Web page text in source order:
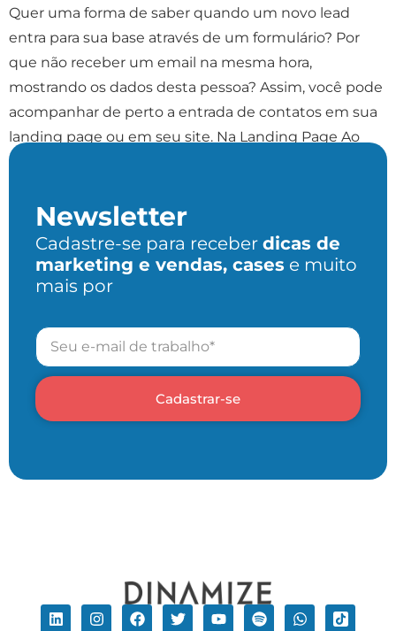
Quer uma forma de saber quando um novo lead
entra para sua base através de um formulário? Por
que não receber um email na mesma hora,
mostrando os dados desta pessoa? Assim, você pode
acompanhar de perto a entrada de contatos em sua
landing page ou em seu site. Na Landing Page Ao
configurar um formulário […]
Newsletter
Cadastre-se para receber dicas de
marketing e vendas, cases e muito
mais por
Cadastrar-se